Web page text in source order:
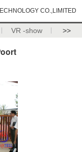
CO.,LIMITED
VR -show >>